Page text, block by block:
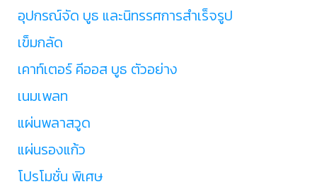
อุปกรณ์จัด บูธ และนิทรรศการสำเร็จรูป
เข็มกลัด
เคาท์เตอร์ คีออส บูธ ตัวอย่าง
เนมเพลท
แผ่นพลาสวูด
แผ่นรองแก้ว
โปรโมชั่น พิเศษ